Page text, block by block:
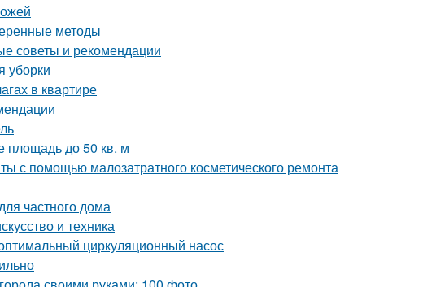
методы
советы и рекомендации
уборки
в квартире
площадь до 50 кв. м
с помощью малозатратного косметического ремонта
частного дома
и техника
циркуляционный насос